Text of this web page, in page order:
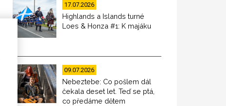
17.07.2026
Highlands a Islands turné
Loes & Honza #1: K majáku
09.07.2026
Nebeztebe: Co pošlem dál
čekala deset let. Teď se ptá,
co předáme dětem